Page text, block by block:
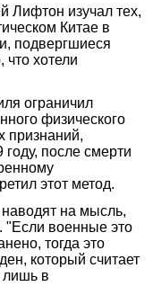
Лифтон изучал тех,
Китае в
подвергшиеся
хотели
ограничил
физического
признаний,
после смерти
этот метод.
наводят на мысль,
"Если военные это
тогда это
который считает
лишь в